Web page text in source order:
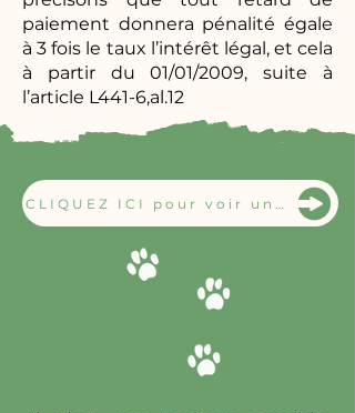
paiement donnera pénalité égale
à 3 fois le taux l’intérêt légal, et cela
à partir du 01/01/2009, suite à
l’article L441-6,al.12